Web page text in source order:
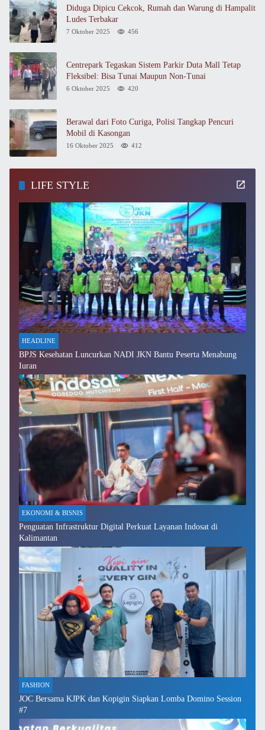
Diduga Dipicu Cekcok, Rumah dan Warung di Hampalit
Ludes Terbakar
7 Oktober 2025 456
Centrepark Tegaskan Sistem Parkir Duta Mall Tetap
Fleksibel: Bisa Tunai Maupun Non-Tunai
6 Oktober 2025 420
Berawal dari Foto Curiga, Polisi Tangkap Pencuri
Mobil di Kasongan
16 Oktober 2025 412
LIFE STYLE
HEADLINE
BPJS Kesehatan Luncurkan NADI JKN Bantu Peserta Menabung
Iuran
EKONOMI & BISNIS
Penguatan Infrastruktur Digital Perkuat Layanan Indosat di
Kalimantan
FASHION
JOC Bersama KJPK dan Kopigin Siapkan Lomba Domino Session
#7